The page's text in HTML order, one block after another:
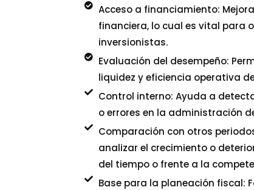
Acceso a financiamiento:
financiera, lo cual es vital para
inversionistas.
Evaluación del desempeño:
liquidez y eficiencia operativa
Control interno: Ayuda a
o errores en la administración
Comparación con otros
analizar el crecimiento o
del tiempo o frente a la
Base para la planeación fiscal: